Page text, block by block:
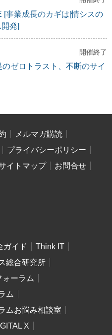
[事業成長のカギは[情シスの
発]
開催終了
のゼロトラスト、不断のサイ
メルマガ購読
プライバシーポリシー
イトマップ
お問合せ
ガイド
Think IT
総合研究所
ォーラム
ム
ムお悩み相談室
X